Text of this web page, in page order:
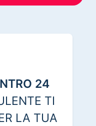
24
TI
LA TUA